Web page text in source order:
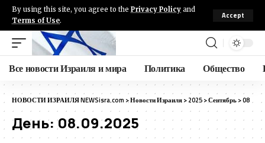
By using this site, you agree to the Privacy Policy and
Terms of Use.
Accept
Все новости Израиля и мира Политика Общество
НОВОСТИ ИЗРАИЛЯ NEWSisra.com >Новости Израиля>2025>Сентябрь>08
День:08.09.2025